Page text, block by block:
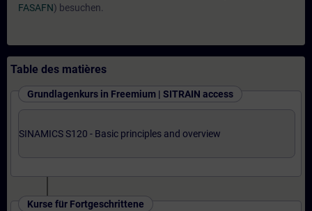
FASAFN) besuchen.
Table des matières
Grundlagenkurs in Freemium | SITRAIN access
SINAMICS S120 - Basic principles and overview
Kurse für Fortgeschrittene